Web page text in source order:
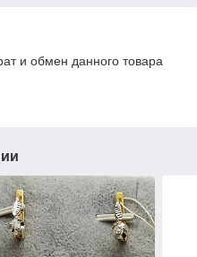
и обмен данного товара